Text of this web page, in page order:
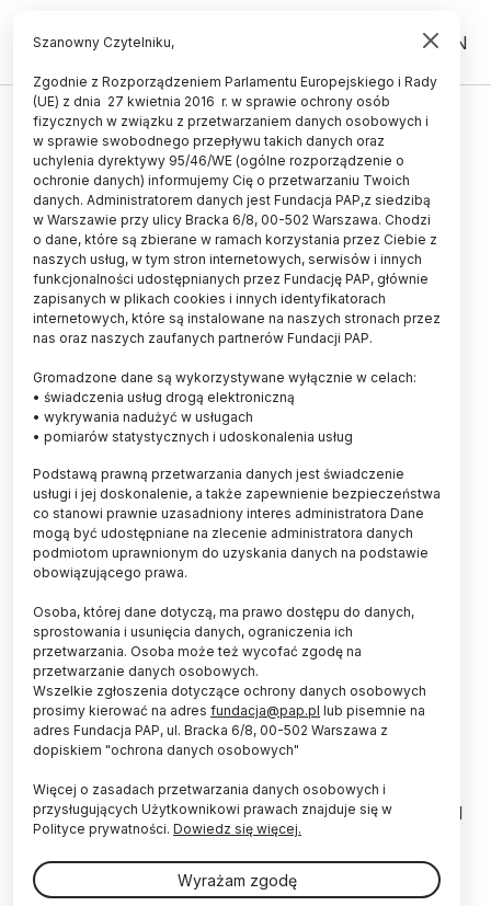
PL EN
ŚWIAT
Orzechy włoskie poprawiają
nastrój młodym mężczyznom
03.11.2016
aktualizacja: 03.11.2016
2 minuty czytania
wpływa na nastrój młodych mężczyzn – wykazało
najnowsze badanie naukowców z USA, o którym
informuje serwis MedicalXpress.
Wysypianie się, regularna aktywność fizyczna i
zdrowe odżywianie to podstawowe naturalne
mogą być szczególnie skuteczne w poprawianiu
nastroju i łagodzeniu napięcia. Należą tu na przykład
produkty będące źródłem tryptofanu – aminokwasu,
z którego powstaje neuroprzekaźnik serotonina,
regulująca nasz nastrój. Niedobory serotoniny są
uważane za jedną z przyczyn rozwoju depresji.
Szanowny Czytelniku,
Zgodnie z Rozporządzeniem Parlamentu Europejskiego i Rady
(UE) z dnia 27 kwietnia 2016 r. w sprawie ochrony osób
fizycznych w związku z przetwarzaniem danych osobowych i
w sprawie swobodnego przepływu takich danych oraz
uchylenia dyrektywy 95/46/WE (ogólne rozporządzenie o
ochronie danych) informujemy Cię o przetwarzaniu Twoich
danych. Administratorem danych jest Fundacja PAP,z siedzibą
w Warszawie przy ulicy Bracka 6/8, 00-502 Warszawa. Chodzi
o dane, które są zbierane w ramach korzystania przez Ciebie z
naszych usług, w tym stron internetowych, serwisów i innych
funkcjonalności udostępnianych przez Fundację PAP, głównie
zapisanych w plikach cookies i innych identyfikatorach
internetowych, które są instalowane na naszych stronach przez
nas oraz naszych zaufanych partnerów Fundacji PAP.
Gromadzone dane są wykorzystywane wyłącznie w celach:
• świadczenia usług drogą elektroniczną
• wykrywania nadużyć w usługach
• pomiarów statystycznych i udoskonalenia usług
Podstawą prawną przetwarzania danych jest świadczenie
usługi i jej doskonalenie, a także zapewnienie bezpieczeństwa
co stanowi prawnie uzasadniony interes administratora Dane
mogą być udostępniane na zlecenie administratora danych
podmiotom uprawnionym do uzyskania danych na podstawie
obowiązującego prawa.
Osoba, której dane dotyczą, ma prawo dostępu do danych,
sprostowania i usunięcia danych, ograniczenia ich
przetwarzania. Osoba może też wycofać zgodę na
przetwarzanie danych osobowych.
Wszelkie zgłoszenia dotyczące ochrony danych osobowych
prosimy kierować na adres fundacja@pap.pl lub pisemnie na
adres Fundacja PAP, ul. Bracka 6/8, 00-502 Warszawa z
dopiskiem "ochrona danych osobowych"
Więcej o zasadach przetwarzania danych osobowych i
przysługujących Użytkownikowi prawach znajduje się w
Polityce prywatności. Dowiedz się więcej.
Wyrażam zgodę